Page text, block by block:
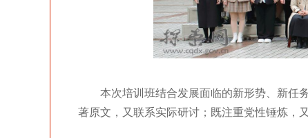
本次培训班结合发展面临的新形势、新任
著原文，又联系实际研讨；既注重党性锤炼，